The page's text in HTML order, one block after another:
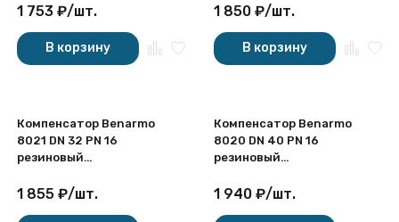
фланцевый
1 753 ₽/шт.
В корзину
1 850 ₽/шт.
В корзину
Компенсатор Benarmo
8021 DN 32 PN 16
резиновый
муфтовый
1 855 ₽/шт.
Компенсатор Benarmo
8020 DN 40 PN 16
резиновый
муфтовый
1 940 ₽/шт.